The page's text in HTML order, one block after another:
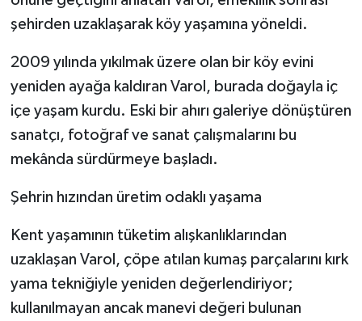
şehirden uzaklaşarak köy yaşamına yöneldi.
2009 yılında yıkılmak üzere olan bir köy evini
yeniden ayağa kaldıran Varol, burada doğayla iç
içe yaşam kurdu. Eski bir ahırı galeriye dönüştüren
sanatçı, fotoğraf ve sanat çalışmalarını bu
mekânda sürdürmeye başladı.
Şehrin hızından üretim odaklı yaşama
Kent yaşamının tüketim alışkanlıklarından
uzaklaşan Varol, çöpe atılan kumaş parçalarını kırk
yama tekniğiyle yeniden değerlendiriyor;
kullanılmayan ancak manevi değeri bulunan
YAŞAM
YEREL
Yerel Haberler